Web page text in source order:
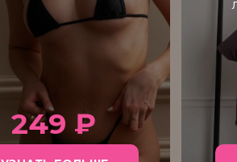
249 ₽